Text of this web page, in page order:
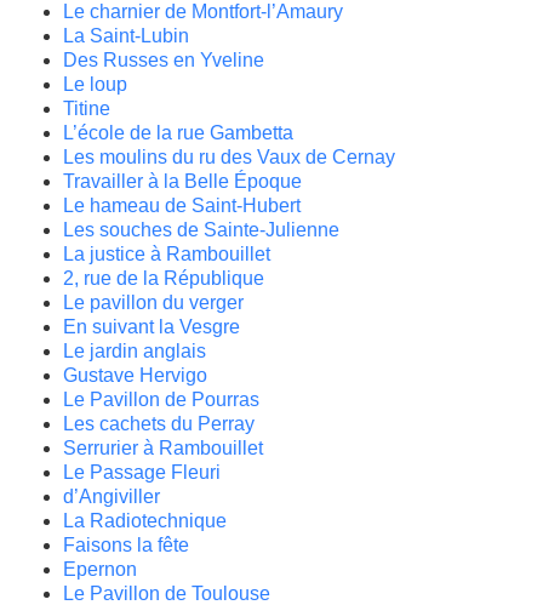
Le charnier de Montfort-l’Amaury
La Saint-Lubin
Des Russes en Yveline
Le loup
Titine
L’école de la rue Gambetta
Les moulins du ru des Vaux de Cernay
Travailler à la Belle Époque
Le hameau de Saint-Hubert
Les souches de Sainte-Julienne
La justice à Rambouillet
2, rue de la République
Le pavillon du verger
En suivant la Vesgre
Le jardin anglais
Gustave Hervigo
Le Pavillon de Pourras
Les cachets du Perray
Serrurier à Rambouillet
Le Passage Fleuri
d’Angiviller
La Radiotechnique
Faisons la fête
Epernon
Le Pavillon de Toulouse